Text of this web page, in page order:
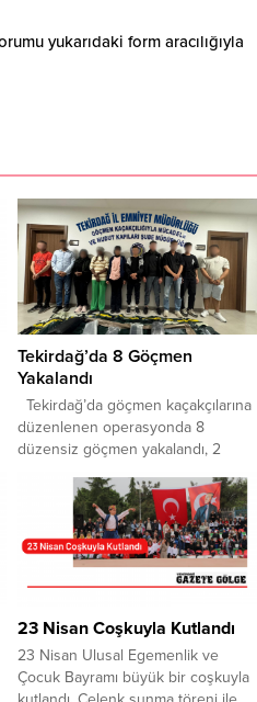
yukarıdaki form aracılığıyla
Tekirdağ’da 8 Göçmen
Yakalandı
Tekirdağ’da göçmen kaçakçılarına
düzenlenen operasyonda 8
düzensiz göçmen yakalandı, 2
Emniyet Müdürlüğü ekipleri,
düzensiz göç ve göçmen
kaçakçılığıyla mücadele
kapsamında önemli bir operasyona
imza attı. 29 Haziran 2025 tarihinde
operasyonda, il genelini geçiş
güzergâhı olarak kullanacağı tespit
edilen göçmen kaçakçılarına ait 2...
23 Nisan Coşkuyla Kutlandı
23 Nisan Ulusal Egemenlik ve
Çocuk Bayramı büyük bir coşkuyla